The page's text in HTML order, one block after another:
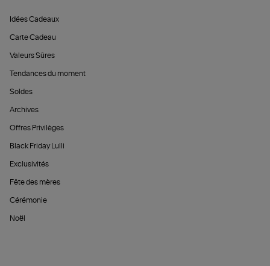
Idées Cadeaux
Carte Cadeau
Valeurs Sûres
Tendances du moment
Soldes
Archives
Offres Privilèges
Black Friday Lulli
Exclusivités
Fête des mères
Cérémonie
Noël